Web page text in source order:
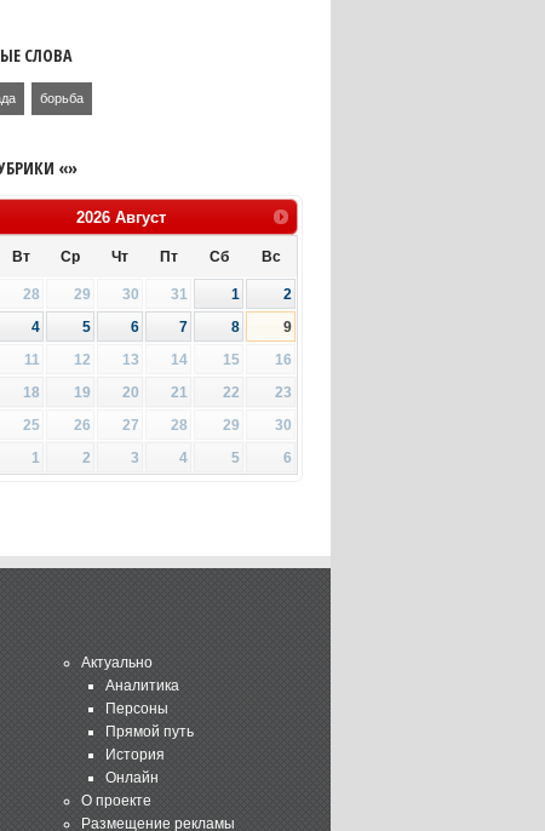
СЛОВА
борьба
«»
2026 Август
Вт Ср Чт Пт Сб Вс
28 29 30 31 1
2
4 5 6 7 8
9
11 12 13 14 15
16
18 19 20 21 22
23
25 26 27 28 29
30
1 2 3 4 5 6
Актуально
Аналитика
Персоны
Прямой путь
История
Онлайн
О проекте
Размещение рекламы